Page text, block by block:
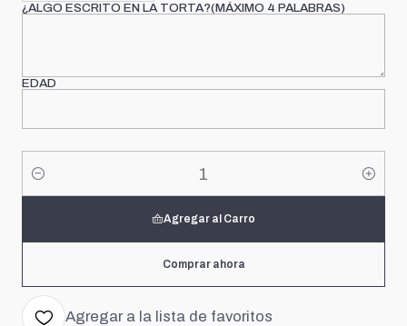
¿ALGO ESCRITO EN LA TORTA?(MÁXIMO 4 PALABRAS)
EDAD
Cantidad
Agregar al Carro
Comprar ahora
Agregar a la lista de favoritos